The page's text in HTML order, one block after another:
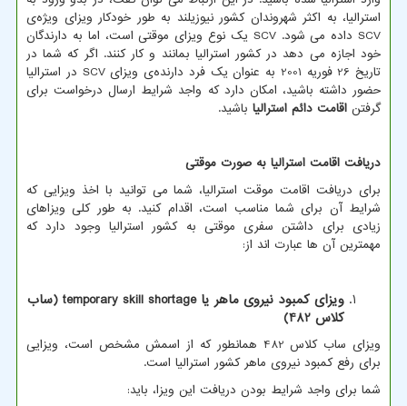
استرالیا، به اکثر شهروندان کشور نیوزیلند به طور خودکار ویزای ویژه‌ی
SCVداده می شود.SCV یک نوع ویزای موقتی است، اما به دارندگان
خود اجازه می دهد در کشور استرالیا بمانند و کار کنند. اگر که شما در
تاریخ 26 فوریه 2001 به عنوان یک فرد دارنده‌ی ویزای
SCV در استرالیا
حضور داشته باشید، امکان دارد که واجد شرایط ارسال درخواست برای
گرفتن اقامت دائم استرالیا باشید.
دریافت اقامت استرالیا به صورت موقتی
برای دریافت اقامت موقت استرالیا، شما می توانید با اخذ ویزایی که
شرایط آن برای شما مناسب است، اقدام کنید. به طور کلی ویزاهای
زیادی برای داشتن سفری موقتی به کشور استرالیا وجود دارد که
مهمترین آن ها عبارت اند از:
ویزای کمبود نیروی ماهر یاtemporary skill shortage (ساب
کلاس 482)
ویزای ساب کلاس 482 همانطور که از اسمش مشخص است، ویزایی
برای رفع کمبود نیروی ماهر کشور استرالیا است.
شما برای واجد شرایط بودن دریافت این ویزا، باید: